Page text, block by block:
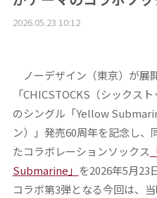
会社概要
2026.05.23 10:12
ノーデザイン（東京）が展
「CHICSTOCKS（シックス
のシングル「Yellow
ン）」発売60周年を記念し
たコラボレーションソックス
Submarine」 を2026年5月23
コラボ第3弾となる今回は、